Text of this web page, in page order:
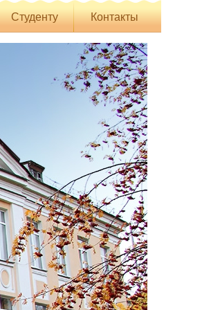
Студенту Контакты